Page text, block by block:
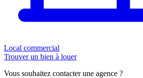
Local commercial
Trouver un bien à louer
Vous souhaitez contacter une agence ?